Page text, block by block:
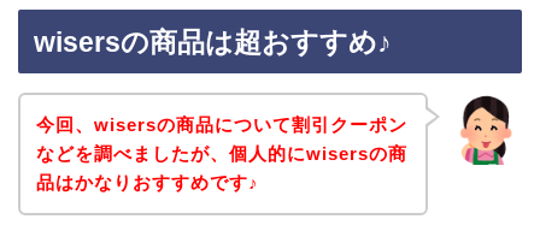
wisersの商品は超おすすめ♪
今回、wisersの商品について割引クーポン
などを調べましたが、個人的にwisersの商
品はかなりおすすめです♪